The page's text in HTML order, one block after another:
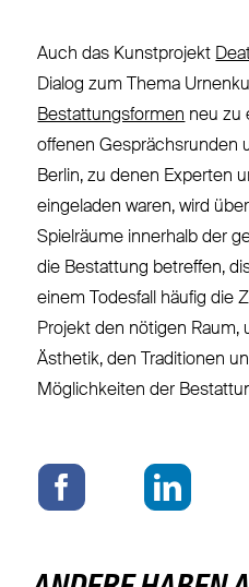
Auch das Kunstprojekt
Dialog zum Thema
Bestattungsformen neu zu
offenen Gesprächsrunden
Berlin, zu denen Experten
eingeladen waren, wird
Spielräume innerhalb der
die Bestattung betreffen,
einem Todesfall häufig die
Projekt den nötigen Raum,
Ästhetik, den Traditionen
Möglichkeiten der